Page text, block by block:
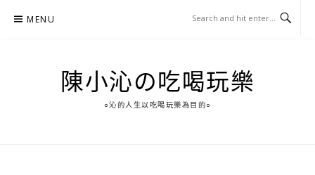
MENU
陳小沁の吃喝玩樂
○沁的人生以吃喝玩樂為目的○